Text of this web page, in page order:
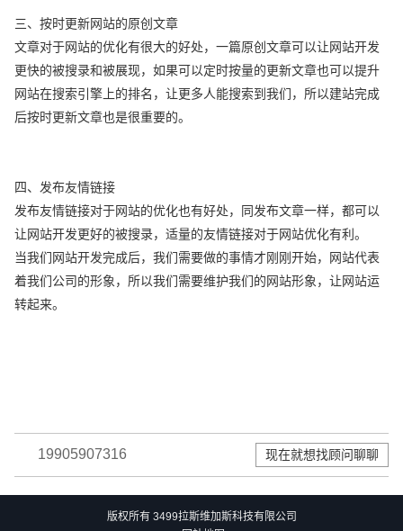
三、按时更新网站的原创文章
文章对于网站的优化有很大的好处，一篇原创文章可以让网站开发
更快的被搜录和被展现，如果可以定时按量的更新文章也可以提升
网站在搜索引擎上的排名，让更多人能搜索到我们，所以建站完成
后按时更新文章也是很重要的。
四、发布友情链接
发布友情链接对于网站的优化也有好处，同发布文章一样，都可以
让网站开发更好的被搜录，适量的友情链接对于网站优化有利。
当我们网站开发完成后，我们需要做的事情才刚刚开始，网站代表
着我们公司的形象，所以我们需要维护我们的网站形象，让网站运
转起来。
19905907316 现在就想找顾问聊聊
版权所有 3499拉斯维加斯科技有限公司